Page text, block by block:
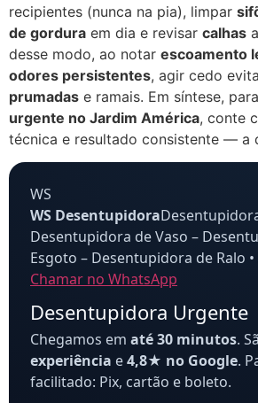
recipientes (nunca na pia), limpar
de gordura em dia e revisar calhas
desse modo, ao notar escoamento
odores persistentes, agir cedo
prumadas e ramais. Em síntese, para
urgente no Jardim América, conte
técnica e resultado consistente — a
WS
WS Desentupidora
Desentupidora de Vaso –
Esgoto – Desentupidora de Ralo •
Chamar no WhatsApp
Desentupidora Urgente
Chegamos em até 30 minutos.
experiência e4,8★ no Google.
facilitado: Pix, cartão e boleto.